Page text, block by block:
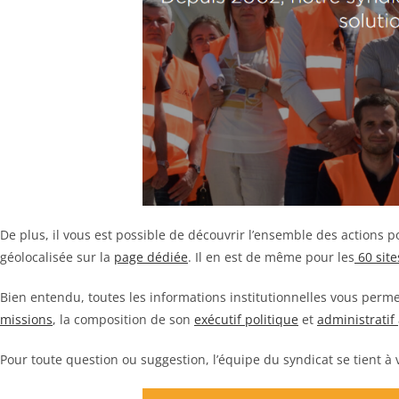
De plus, il vous est possible de découvrir l’ensemble des
géolocalisée sur la page dédiée. Il en est de même pour les 60
Bien entendu, toutes les informations institutionnelles vous
missions, la composition de son exécutif politique et administratif
Pour toute question ou suggestion, l’équipe du syndicat se tient